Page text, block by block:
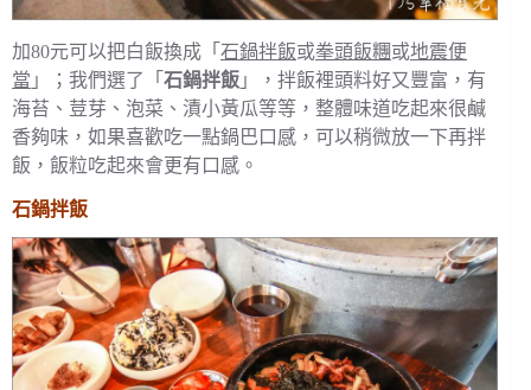
加80元可以把白飯換成「 石鍋拌飯或拳頭飯糰或地震便
當 」；我們選了「 石鍋拌飯 」，拌飯裡頭料好又豐富，有
海苔、荳芽、泡菜、漬小黃瓜等等，整體味道吃起來很鹹
香夠味，如果喜歡吃一點鍋巴口感，可以稍微放一下再拌
飯，飯粒吃起來會更有口感。
石鍋拌飯